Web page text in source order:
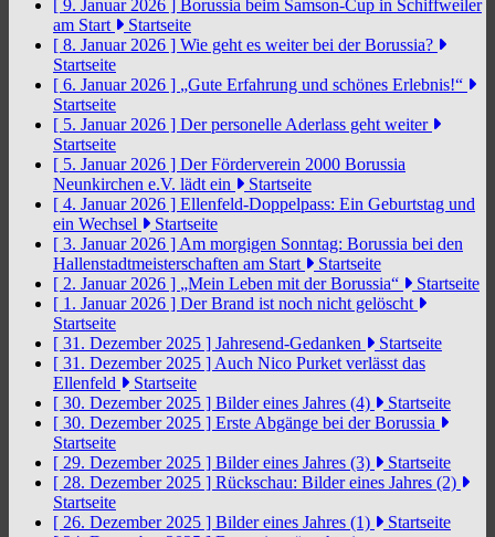
[ 9. Januar 2026 ] Borussia beim Samson-Cup in Schiffweiler
am Start
Startseite
[ 8. Januar 2026 ] Wie geht es weiter bei der Borussia?
Startseite
[ 6. Januar 2026 ] „Gute Erfahrung und schönes Erlebnis!“
Startseite
[ 5. Januar 2026 ] Der personelle Aderlass geht weiter
Startseite
[ 5. Januar 2026 ] Der Förderverein 2000 Borussia
Neunkirchen e.V. lädt ein
Startseite
[ 4. Januar 2026 ] Ellenfeld-Doppelpass: Ein Geburtstag und
ein Wechsel
Startseite
[ 3. Januar 2026 ] Am morgigen Sonntag: Borussia bei den
Hallenstadtmeisterschaften am Start
Startseite
[ 2. Januar 2026 ] „Mein Leben mit der Borussia“
Startseite
[ 1. Januar 2026 ] Der Brand ist noch nicht gelöscht
Startseite
[ 31. Dezember 2025 ] Jahresend-Gedanken
Startseite
[ 31. Dezember 2025 ] Auch Nico Purket verlässt das
Ellenfeld
Startseite
[ 30. Dezember 2025 ] Bilder eines Jahres (4)
Startseite
[ 30. Dezember 2025 ] Erste Abgänge bei der Borussia
Startseite
[ 29. Dezember 2025 ] Bilder eines Jahres (3)
Startseite
[ 28. Dezember 2025 ] Rückschau: Bilder eines Jahres (2)
Startseite
[ 26. Dezember 2025 ] Bilder eines Jahres (1)
Startseite